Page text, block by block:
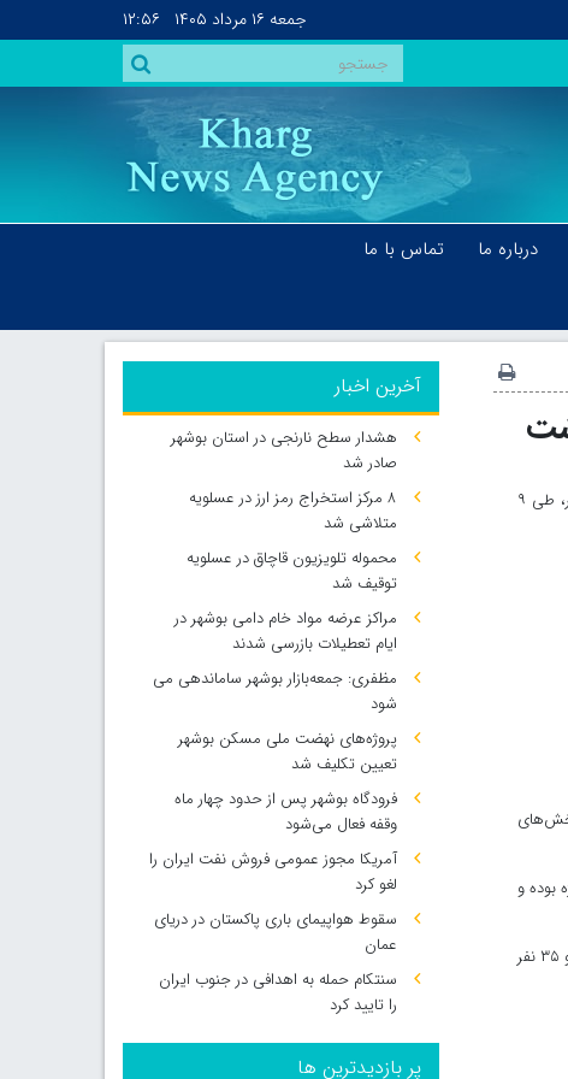
جمعه ۱۶ مرداد ۱۴۰۵ ۱۲:۵۶
درباره ما
تماس با ما
خارگ نیوز: با وجود روند ثابت بستری‌های کرونایی در استان بوشهر، طی ۹
شبانه‌روز گذشته ۱۷ بیمار جدید در بخش‌های
بوده و
وی با اشاره به اینکه امروز نیز همچون روزهای گذشته موردی از فوتی کرونا در استان بوشهر نداشته‌ایم، افزود: از ابتدای شیوع کرونا تا کنون دو هزار و ۳۵ نفر
آخرین اخبار
هشدار سطح نارنجی در استان بوشهر
صادر شد
۸ مرکز استخراج رمز ارز در عسلویه
متلاشی شد
محموله تلویزیون قاچاق در عسلویه
توقیف شد
مراکز عرضه مواد خام دامی بوشهر در
ایام تعطیلات بازرسی شدند
مظفری: جمعه‌بازار بوشهر ساماندهی می‌
شود
پروژه‌های نهضت ملی مسکن بوشهر
تعیین تکلیف شد
فرودگاه بوشهر پس از حدود چهار ماه
وقفه فعال می‌شود
آمریکا مجوز عمومی فروش نفت ایران را
لغو کرد
سقوط هواپیمای باری پاکستان در دریای
عمان
سنتکام حمله به اهدافی در جنوب ایران
را تایید کرد
پر بازدیدترین ها